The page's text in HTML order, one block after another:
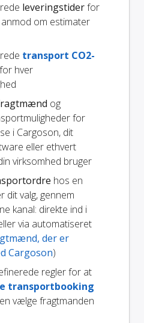
leveringstiderfor
om estimater
transport CO2-
for hver
og
for
i Cargoson, dit
eller ethvert
virksomhed bruger
hos en
dit valg, gennem
kanal: direkte ind i
via automatiseret
der er
Cargoson)
regler for at
transportbooking
vælge fragtmanden